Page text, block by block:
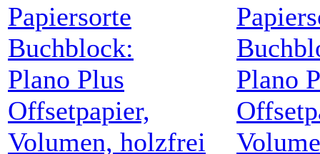
Papiersorte
Buchblock:
Plano Plus
Offsetpapier,
Volumen, holzfrei
Plano